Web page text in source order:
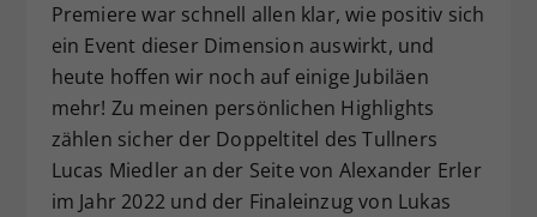
Premiere war schnell allen klar, wie positiv sich
ein Event dieser Dimension auswirkt, und
heute hoffen wir noch auf einige Jubiläen
mehr! Zu meinen persönlichen Highlights
zählen sicher der Doppeltitel des Tullners
Lucas Miedler an der Seite von Alexander Erler
im Jahr 2022 und der Finaleinzug von Lukas